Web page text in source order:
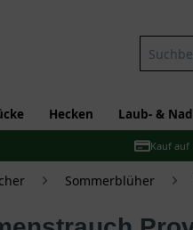
Hecken Laub- &
Kauf auf
Sommerblüher